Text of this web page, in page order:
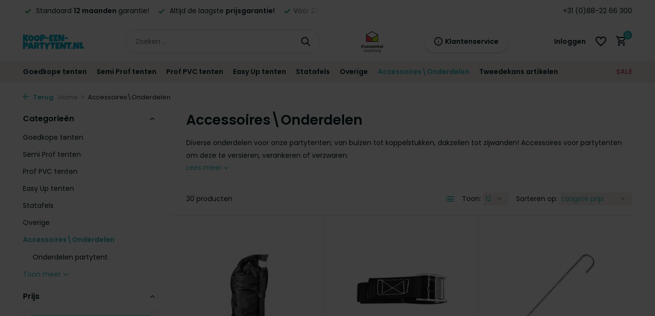
Altijd de laagsteprijsgarantie! Vóór21:00 besteld,morgengeleverd in NL en BE!* +31 (0)88-22 66 300
Klantenservice Inloggen
21:00
morgen
0
Goedkope tenten Semi Prof tenten Prof PVC tenten Easy Up tenten Statafels Overige Accessoires\Onderdelen Tweedekans artikelen SALE
Terug Home Accessoires\Onderdelen
Categorieën
Goedkope tenten
Semi Prof tenten
Prof PVC tenten
Easy Up tenten
Statafels
Overige
Accessoires\Onderdelen
Onderdelen partytent
Toon meer
Prijs
Accessoires\Onderdelen
Diverse onderdelen voor onze partytenten; van buizen tot koppelstukken, dakzeilen tot zijwanden! Accessoires voor partytenten
om deze te versieren, verankeren of verzwaren.
Lees meer
30 producten Toon: Sorteren op: